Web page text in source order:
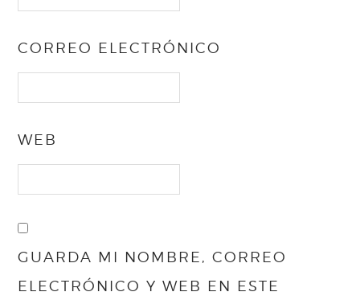
CORREO ELECTRÓNICO
WEB
GUARDA MI NOMBRE, CORREO
ELECTRÓNICO Y WEB EN ESTE